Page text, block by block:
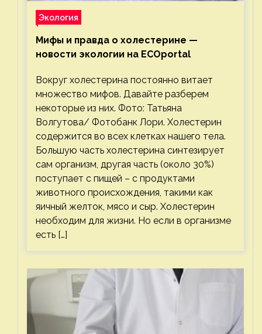
Экология
Мифы и правда о холестерине —
новости экологии на ECOportal
Вокруг холестерина постоянно витает
множество мифов. Давайте разберем
некоторые из них. Фото: Татьяна
Волгутова/ Фотобанк Лори. Холестерин
содержится во всех клетках нашего тела.
Большую часть холестерина синтезирует
сам организм, другая часть (около 30%)
поступает с пищей – с продуктами
животного происхождения, такими как
яичный желток, мясо и сыр. Холестерин
необходим для жизни. Но если в организме
есть […]